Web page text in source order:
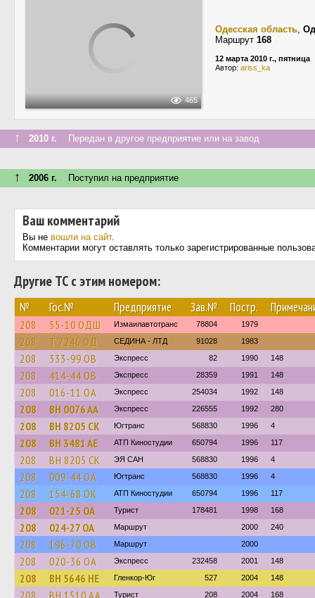
465
Одесская область,
Маршрут 168
12 марта 2010 г., пятница
Автор: ariss_ka
↑ 2010 г. Передан в другое предприятие или на завод
↑ 2006 г. Поступил на предприятие
Ваш комментарий
Вы не вошли на сайт.
Комментарии могут оставлять только зарегистрированные
Другие ТС с этим номером:
№ Гос.№ Предприятие Зав.№ Постр.
208 55-10 ОДШ Измаилавтотранс 78804 1979
208 Т 7246 ОД СЕДИНА - ЛТД 91028 1983
208 333-99 ОВ Экспресс 82 1990 148
208 414-44 ОВ Экспресс 28359 1991 148
208 016-11 ОА Экспресс 254034 1992 148
208 BH 0076 AA Экспресс 226555 1992 280
208 BH 8205 CK Югтранс 568830 1996 4
208 BH 3481 AE АТП Киностудии 650794 1996 117
208 BH 8205 CK ЭЯ САН 568830 1996 4
208 009-44 ОА Югтранс 568830 1996 4
208 154-68 ОК АТП Киностудии 650794 1996 117
208 021-25 ОА Турист 178481 1998 168
208 024-27 ОА Маршрут 2000 240
208 196-70 ОВ Маршрут 2000
208 020-36 ОА Экспресс 232458 2001 148
208 BH 5646 HE Гленкор-Юг 527 2004 148
208 BH 1510 AA Турист 208 2004 168